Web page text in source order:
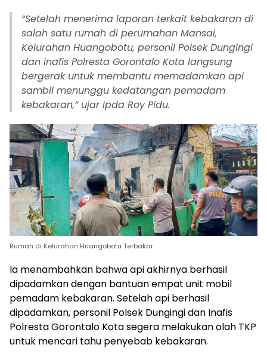
“Setelah menerima laporan terkait kebakaran di
salah satu rumah di perumahan Mansai,
Kelurahan Huangobotu, personil Polsek Dungingi
dan inafis Polresta Gorontalo Kota langsung
bergerak untuk membantu memadamkan api
sambil menunggu kedatangan pemadam
kebakaran,” ujar Ipda Roy Pidu.
Rumah di Kelurahan Huangobotu Terbakar
Ia menambahkan bahwa api akhirnya berhasil
dipadamkan dengan bantuan empat unit mobil
pemadam kebakaran. Setelah api berhasil
dipadamkan, personil Polsek Dungingi dan Inafis
Polresta Gorontalo Kota segera melakukan olah TKP
untuk mencari tahu penyebab kebakaran.